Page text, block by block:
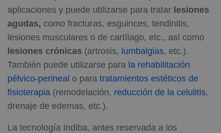
aplicaciones y puede utilizarse para tratar lesiones
agudas, como fracturas, esguinces, tendinitis,
lesiones musculares o de cartílago, etc., así como
lesiones crónicas (artrosis, lumbalgias, etc.).
También puede utilizarse para la rehabilitación
pélvico-perineal o para tratamientos estéticos de
fisioterapia (remodelación, reducción de la celulitis,
drenaje de edemas, etc.).
La tecnología Indiba, antes reservada a los